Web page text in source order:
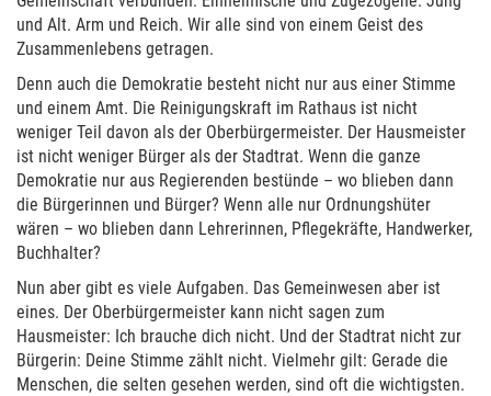
und Alt. Arm und Reich. Wir alle sind von einem Geist des
Zusammenlebens getragen.
Denn auch die Demokratie besteht nicht nur aus einer Stimme
und einem Amt. Die Reinigungskraft im Rathaus ist nicht
weniger Teil davon als der Oberbürgermeister. Der Hausmeister
ist nicht weniger Bürger als der Stadtrat. Wenn die ganze
Demokratie nur aus Regierenden bestünde – wo blieben dann
die Bürgerinnen und Bürger? Wenn alle nur Ordnungshüter
wären – wo blieben dann Lehrerinnen, Pflegekräfte, Handwerker,
Buchhalter?
Nun aber gibt es viele Aufgaben. Das Gemeinwesen aber ist
eines. Der Oberbürgermeister kann nicht sagen zum
Hausmeister: Ich brauche dich nicht. Und der Stadtrat nicht zur
Bürgerin: Deine Stimme zählt nicht. Vielmehr gilt: Gerade die
Menschen, die selten gesehen werden, sind oft die wichtigsten.